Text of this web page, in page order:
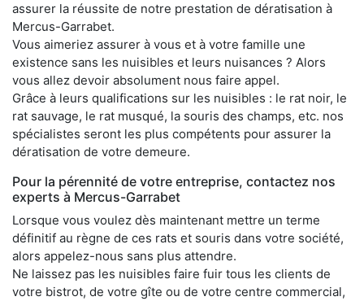
assurer la réussite de notre prestation de dératisation à
Mercus-Garrabet.
Vous aimeriez assurer à vous et à votre famille une
existence sans les nuisibles et leurs nuisances ? Alors
vous allez devoir absolument nous faire appel.
Grâce à leurs qualifications sur les nuisibles : le rat noir, le
rat sauvage, le rat musqué, la souris des champs, etc. nos
spécialistes seront les plus compétents pour assurer la
dératisation de votre demeure.
Pour la pérennité de votre entreprise, contactez nos
experts à Mercus-Garrabet
Lorsque vous voulez dès maintenant mettre un terme
définitif au règne de ces rats et souris dans votre société,
alors appelez-nous sans plus attendre.
Ne laissez pas les nuisibles faire fuir tous les clients de
votre bistrot, de votre gîte ou de votre centre commercial,